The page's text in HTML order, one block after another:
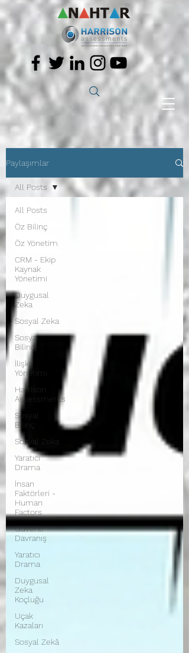
Paylaşımlar
All Posts
Öz Bilinç
Öz Yönetim
CRM - Ekip
Kaynak
Yönetimi
Duygusal
Zeka
Sosyal Zeka
Sosyal
Bilinç
İlişki
Yönetimi
Harrison
Assessments
Sosyal
Bilinç
Sosyal Zeka
Yaratıcı
Drama
İnsan
Faktörleri -
Human
Factors
Güvenli
Davranış
Yaratıcı
Drama
Duygusal
Zeka
Koçluğu
Uçak
Kazaları
Sosyal Zekâ
All Posts